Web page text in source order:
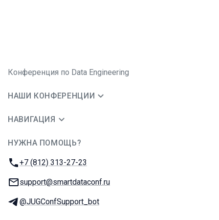
Конференция по Data Engineering
НАШИ КОНФЕРЕНЦИИ
НАВИГАЦИЯ
НУЖНА ПОМОЩЬ?
Телефон:
+7 (812) 313-27-23
E-mail:
support@smartdataconf.ru
Телеграм:
@JUGConfSupport_bot